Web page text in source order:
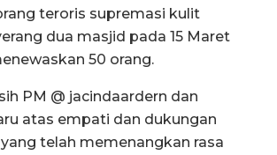
teroris supremasi kulit
dua masjid pada 15 Maret
50 orang.
PM @ jacindaardern dan
atas empati dan dukungan
telah memenangkan rasa